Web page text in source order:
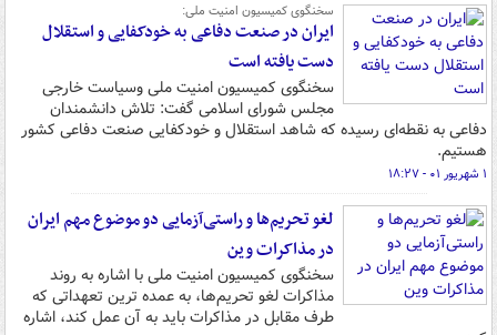
سخنگوی کمیسیون امنیت ملی:
ایران در صنعت دفاعی به خودکفایی و استقلال
دست یافته است
سخنگوی کمیسیون امنیت ملی وسیاست خارجی
مجلس شورای اسلامی گفت: تلاش دانشمندان
دفاعی به نقطه‌ای رسیده که شاهد استقلال و خودکفایی صنعت دفاعی کشور
هستیم.
۱ شهریور ۰۱ - ۱۸:۲۷
لغو تحریم‌ها و راستی‌آزمایی دو موضوع مهم ایران
در مذاکرات وین
سخنگوی کمیسیون امنیت ملی با اشاره به روند
مذاکرات لغو تحریم‌ها، به عمده ترین تعهداتی که
طرف مقابل در مذاکرات باید به آن عمل کند، اشاره